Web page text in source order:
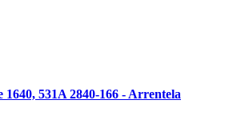
1640, 531A 2840-166 - Arrentela